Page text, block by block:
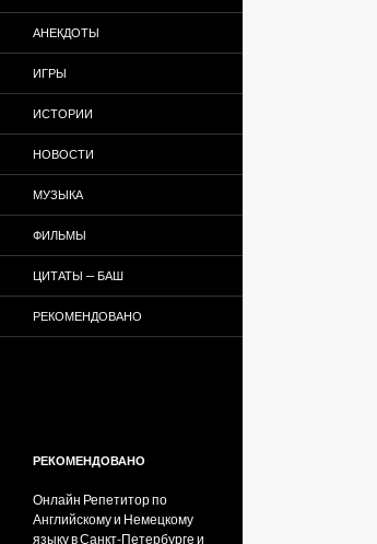
АНЕКДОТЫ
ИГРЫ
ИСТОРИИ
НОВОСТИ
МУЗЫКА
ФИЛЬМЫ
ЦИТАТЫ — БАШ
РЕКОМЕНДОВАНО
РЕКОМЕНДОВАНО
Онлайн Репетитор по
Английскому и Немецкому
языку в Санкт-Петербурге и